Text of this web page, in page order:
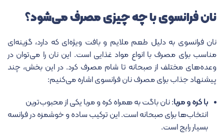
نان فرانسوی با چه چیزی مصرف می‌شود؟
نان فرانسوی به دلیل طعم ملایم و بافت ویژه‌ای که دارد، گزینه‌ای
مناسب برای مصرف با انواع مواد غذایی است. این نان را می‌توان در
وعده‌های مختلف از صبحانه تا شام مصرف کرد. در این بخش، چند
پیشنهاد جذاب برای مصرف نان فرانسوی اشاره می‌کنیم:
با کره و مربا: نان باگت به همراه کره و مربا یکی از محبوب‌ترین
انتخاب‌ها برای صبحانه است. این ترکیب ساده و خوشمزه در فرانسه
بسیار رایج است.